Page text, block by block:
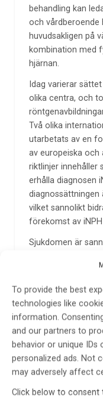
To provide the best
technologies like
information.
and our partners to
behavior or unique IDs
personalized ads. Not
may adversely affect
Click below to consent
behandling kan
och vårdberoende
huvudsakligen på
kombination med
hjärnan.
Idag varierar
olika centra, och
Två olika
utarbetats av en
av europeiska och
riktlinjer innehåller
erhålla diagnosen
diagnossättningen
vilket sannolikt
förekomst av
Sjukdomen är
bland personer 65
fortfarande
Det finns enbart
depression och
ingen av dessa
studier som har
av sjukdomen,
röntgenmässiga